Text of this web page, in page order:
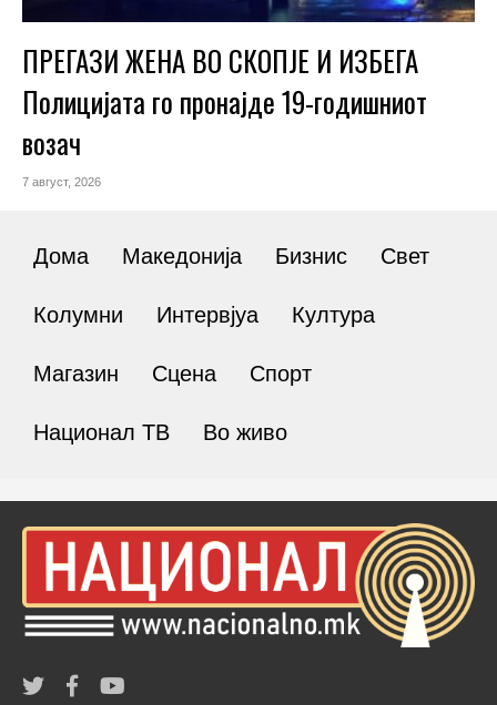
ПРЕГАЗИ ЖЕНА ВО СКОПЈЕ И ИЗБЕГА
Полицијата го пронајде 19-годишниот
возач
7 август, 2026
Дома Македонија Бизнис Свет
Колумни Интервјуа Култура
Магазин Сцена Спорт
Национал ТВ Во живо